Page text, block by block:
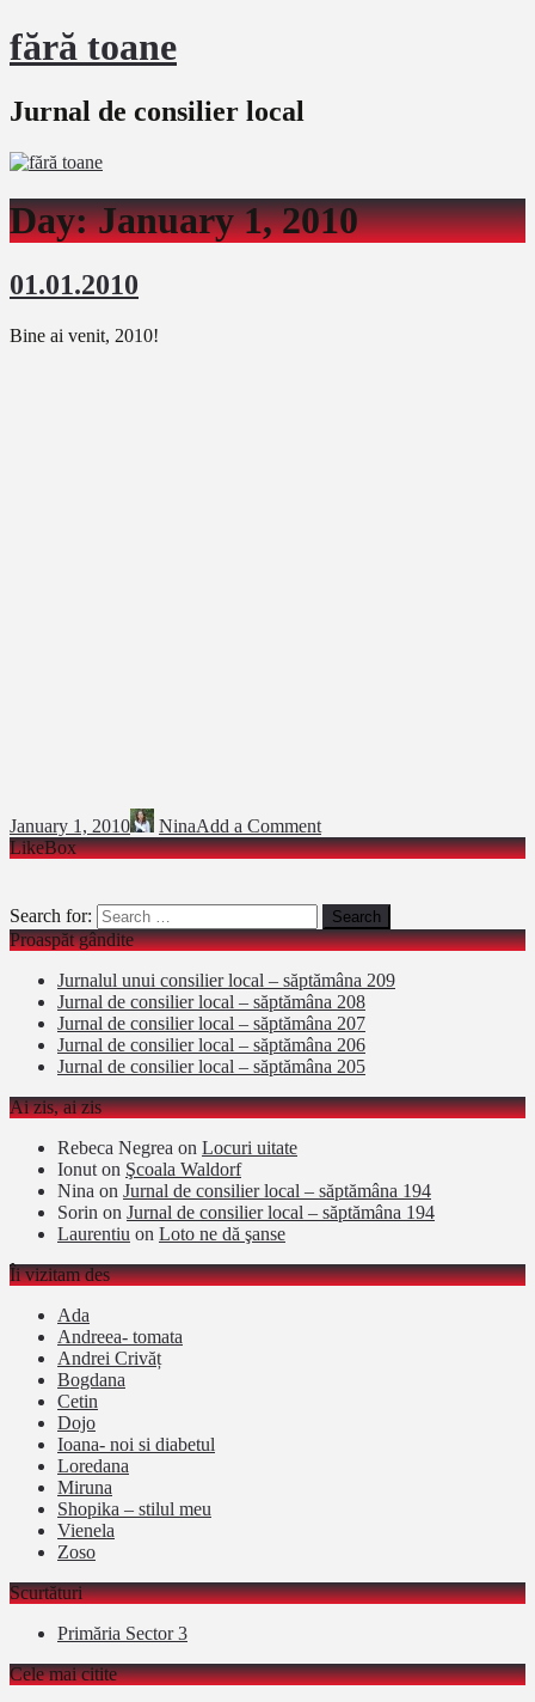
fără toane
Jurnal de consilier local
Day:January 1, 2010
01.01.2010
Bine ai venit, 2010!
January 1, 2010 NinaAdd a Comment
LikeBox
Search for:
Proaspăt gândite
Jurnalul unui consilier local – săptămâna 209
Jurnal de consilier local – săptămâna 208
Jurnal de consilier local – săptămâna 207
Jurnal de consilier local – săptămâna 206
Jurnal de consilier local – săptămâna 205
Ai zis, ai zis
Rebeca Negrea on Locuri uitate
Ionut on Şcoala Waldorf
Nina on Jurnal de consilier local – săptămâna 194
Sorin on Jurnal de consilier local – săptămâna 194
Laurentiu on Loto ne dă şanse
Îi vizitam des
Ada
Andreea- tomata
Andrei Crivăț
Bogdana
Cetin
Dojo
Ioana- noi si diabetul
Loredana
Miruna
Shopika – stilul meu
Vienela
Zoso
Scurtături
Primăria Sector 3
Cele mai citite